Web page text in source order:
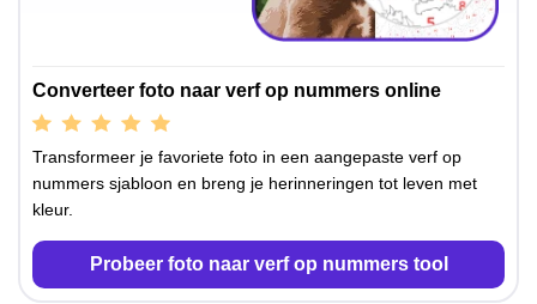
Converteer foto naar verf op nummers online
Transformeer je favoriete foto in een aangepaste verf op
nummers sjabloon en breng je herinneringen tot leven met
kleur.
Probeer foto naar verf op nummers tool